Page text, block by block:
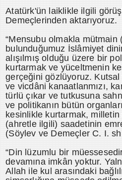
Atatürk'ün laiklikle ilgili
Demeçlerinden aktarıyoruz.
“Mensubu olmakla mütmain
bulunduğumuz İslâmiyet
alışılmış olduğu üzere bir
kurtarmak ve yüceltmenin
gerçeğini gözlüyoruz.
ve vicdâni kanaatlanmızı,
türlü çıkar ve tutkusuna
ve politikanın bütün
kesinlikle kurtarmak,
(ahretle ilgili) saadetinin
(Söylev ve Demeçler C. I.
“Din lüzumlu bir
devamına imkân yoktur.
Allah ile kul arasındaki